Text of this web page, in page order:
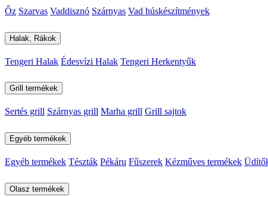
Őz Szarvas Vaddisznó Szárnyas Vad húskészítmények
Halak, Rákok
Tengeri Halak Édesvízi Halak Tengeri Herkentyűk
Grill termékek
Sertés grill Szárnyas grill Marha grill Grill sajtok
Egyéb termékek
Egyéb termékek Tészták Pékáru Fűszerek Kézműves termékek
Olasz termékek